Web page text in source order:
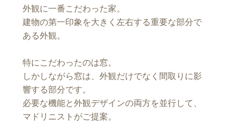
外観に一番こだわった家。
建物の第一印象を大きく左右する重要な部分で
ある外観。
特にこだわったのは窓。
しかしながら窓は、外観だけでなく間取りに影
響する部分です。
必要な機能と外観デザインの両方を並行して、
マドリニストがご提案。